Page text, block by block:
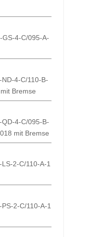
GS-4-C/095-A-
4-C/110-B-
Bremse
QD-4-C/095-B-
mit Bremse
2-C/110-A-1
2-C/110-A-1